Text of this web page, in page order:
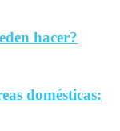
hacer?
domésticas: